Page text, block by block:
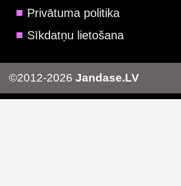
Privātuma politika
Sīkdatņu lietošana
©2012-2026 Jandase.LV